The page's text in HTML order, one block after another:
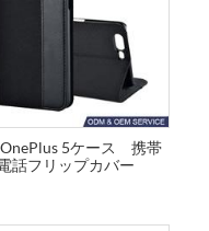
5ケース 携帯
話フリップカバー